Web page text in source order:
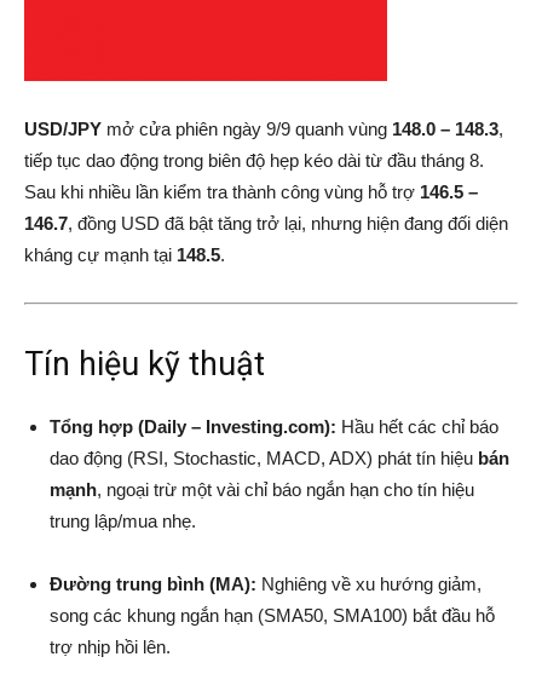
USD/JPY mở cửa phiên ngày 9/9 quanh vùng 148.0 – 148.3,
tiếp tục dao động trong biên độ hẹp kéo dài từ đầu tháng 8.
Sau khi nhiều lần kiểm tra thành công vùng hỗ trợ 146.5 –
146.7, đồng USD đã bật tăng trở lại, nhưng hiện đang đối diện
kháng cự mạnh tại 148.5.
Tín hiệu kỹ thuật
Tổng hợp (Daily – Investing.com): Hầu hết các chỉ báo
dao động (RSI, Stochastic, MACD, ADX) phát tín hiệu bán
mạnh, ngoại trừ một vài chỉ báo ngắn hạn cho tín hiệu
trung lập/mua nhẹ.
Đường trung bình (MA): Nghiêng về xu hướng giảm,
song các khung ngắn hạn (SMA50, SMA100) bắt đầu hỗ
trợ nhịp hồi lên.